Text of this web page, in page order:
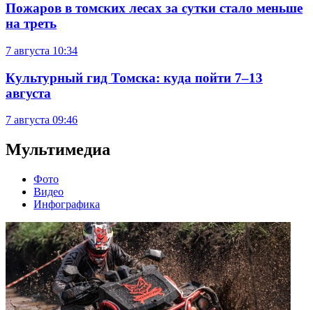
Пожаров в томских лесах за сутки стало меньше
на треть
7 августа 10:34
Культурный гид Томска: куда пойти 7–13
августа
7 августа 09:46
Мультимедиа
Фото
Видео
Инфографика